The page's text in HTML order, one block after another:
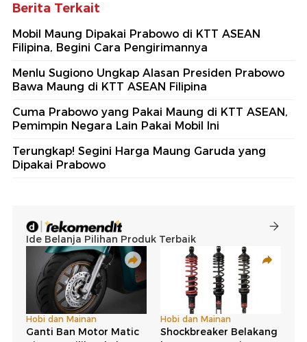
Berita Terkait
Mobil Maung Dipakai Prabowo di KTT ASEAN
Filipina, Begini Cara Pengirimannya
Menlu Sugiono Ungkap Alasan Presiden Prabowo
Bawa Maung di KTT ASEAN Filipina
Cuma Prabowo yang Pakai Maung di KTT ASEAN,
Pemimpin Negara Lain Pakai Mobil Ini
Terungkap! Segini Harga Maung Garuda yang
Dipakai Prabowo